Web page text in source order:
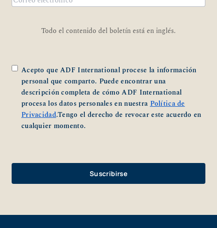
electrónico*
Todo el contenido del boletín está en inglés.
*
Acepto que ADF International procese la información
personal que comparto. Puede encontrar una
descripción completa de cómo ADF International
procesa los datos personales en nuestraPolítica de
Privacidad.Tengo el derecho de revocar este acuerdo en
cualquier momento.